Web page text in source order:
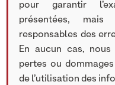
ambitions, les
influencent
Investissement au
Lire notre étude :
pour garantir
présentées,
responsables des
En aucun cas,
pertes ou
de l’utilisation des